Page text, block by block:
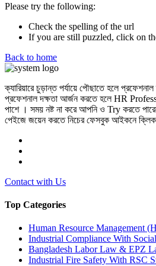
Please try the following:
Check the spelling of the url
If you are still puzzled, click on
Back to home
ক্যারিয়ারে চুড়ান্ত পর্যায়ে পৌছাতে হলে
প্রফেশনাল দক্ষতা আর্জন করতে হলে HR
পাশে । সময় নষ্ট না করে আপনি ও Try করতে
পেইজে জয়েন করতে নিচের ফেসবুক আইকনে ক্লিক
Contact with Us
Top Categories
Human Resource Management
Industrial Compliance With
Bangladesh Labor Law & EPZ
Industrial Fire Safety With RSC